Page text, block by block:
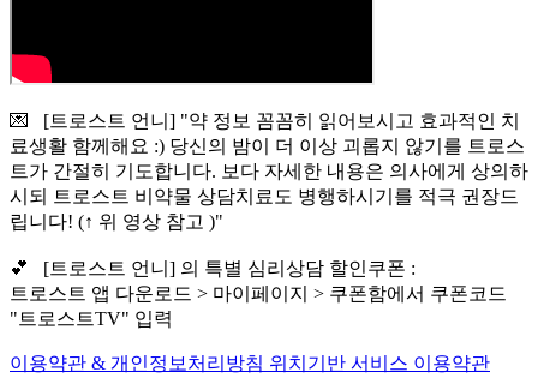
💌 [트로스트 언니] "약 정보 꼼꼼히 읽어보시고 효과적인 치
료생활 함께해요 :) 당신의 밤이 더 이상 괴롭지 않기를 트로스
트가 간절히 기도합니다. 보다 자세한 내용은 의사에게 상의하
시되 트로스트 비약물 상담치료도 병행하시기를 적극 권장드
립니다! (↑ 위 영상 참고 )"
💕 [트로스트 언니] 의 특별 심리상담 할인쿠폰 :
트로스트 앱 다운로드 > 마이페이지 > 쿠폰함에서 쿠폰코드
"트로스트TV" 입력
이용약관 & 개인정보처리방침 위치기반 서비스 이용약관